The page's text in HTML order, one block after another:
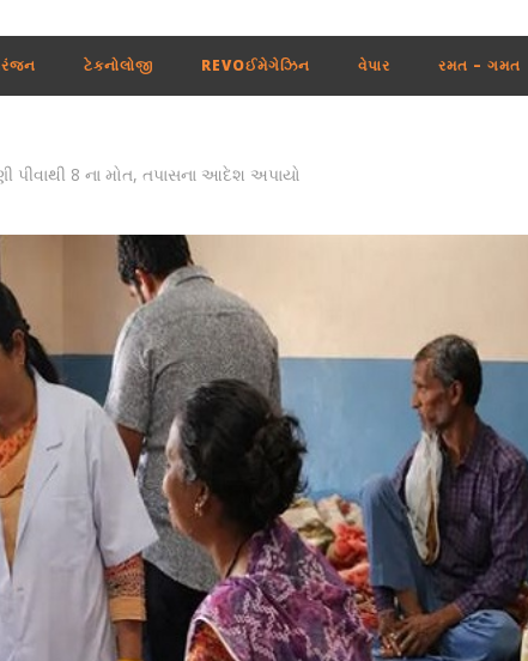
ટેકનોલોજી REVOઈમેગેઝિન વેપાર રમત – ગમત
પીવાથી 8 ના મોત, તપાસના આદેશ અપાયો